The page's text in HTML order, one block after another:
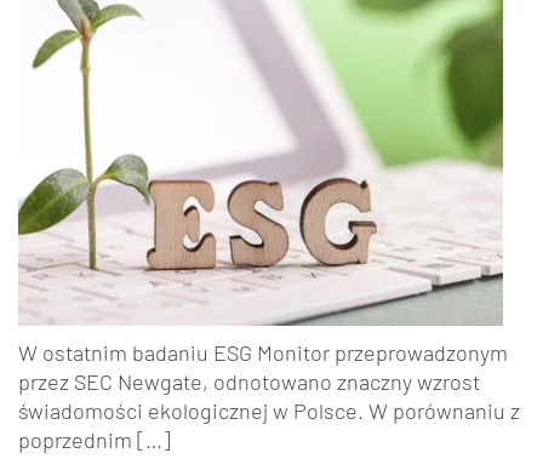
W ostatnim badaniu ESG Monitor przeprowadzonym
przez SEC Newgate, odnotowano znaczny wzrost
świadomości ekologicznej w Polsce. W porównaniu z
poprzednim […]